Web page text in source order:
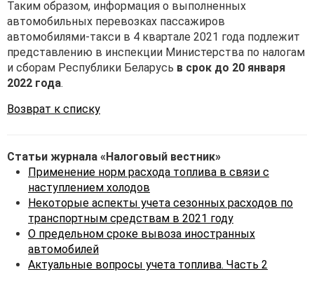
Таким образом, информация о выполненных
автомобильных перевозках пассажиров
автомобилями-такси в 4 квартале 2021 года подлежит
представлению в инспекции Министерства по налогам
и сборам Республики Беларусь в срок до 20 января
2022 года.
Возврат к списку
Статьи журнала «Налоговый вестник»
Применение норм расхода топлива в связи с
наступлением холодов
Некоторые аспекты учета сезонных расходов по
транспортным средствам в 2021 году
О предельном сроке вывоза иностранных
автомобилей
Актуальные вопросы учета топлива. Часть 2